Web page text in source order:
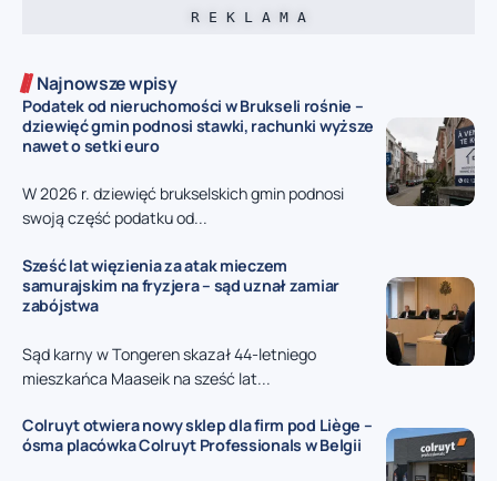
R E K L A M A
Najnowsze wpisy
Podatek od nieruchomości w Brukseli rośnie –
dziewięć gmin podnosi stawki, rachunki wyższe
nawet o setki euro
W 2026 r. dziewięć brukselskich gmin podnosi
swoją część podatku od...
Sześć lat więzienia za atak mieczem
samurajskim na fryzjera – sąd uznał zamiar
zabójstwa
Sąd karny w Tongeren skazał 44-letniego
mieszkańca Maaseik na sześć lat...
Colruyt otwiera nowy sklep dla firm pod Liège –
ósma placówka Colruyt Professionals w Belgii